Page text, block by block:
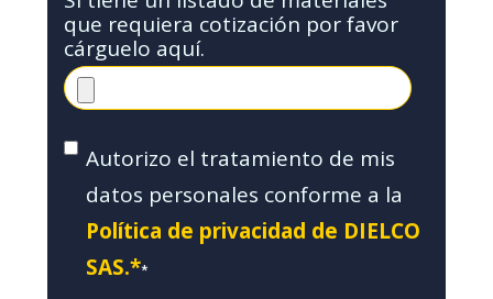
que requiera cotización por favor
cárguelo aquí.
Autorizo el tratamiento de mis
datos personales conforme a la
Política de privacidad de DIELCO
SAS.**